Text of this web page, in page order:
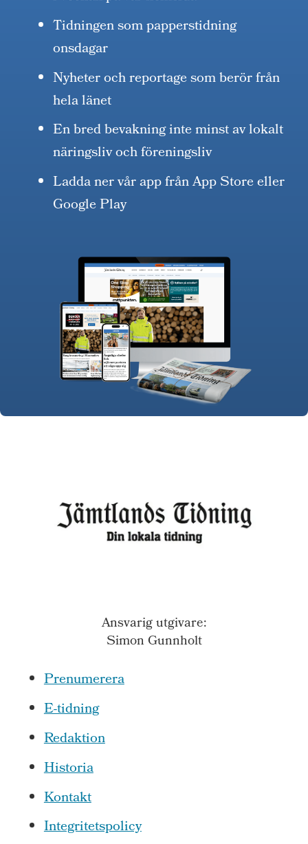
Tidningen som papperstidning
onsdagar
Nyheter och reportage som berör från
hela länet
En bred bevakning inte minst av lokalt
näringsliv och föreningsliv
Ladda ner vår app från App Store eller
Google Play
Ansvarig utgivare:
Simon Gunnholt
Prenumerera
E-tidning
Redaktion
Historia
Kontakt
Integritetspolicy